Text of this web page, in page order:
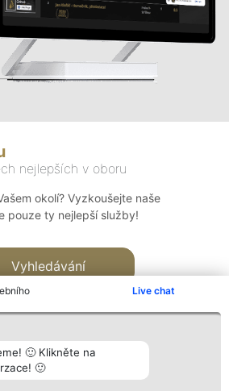
Live chat
🙂 Klikněte na
🙂
nejlepších v oboru
okolí? Vyzkoušejte naše
pouze ty nejlepší služby!
Vyhledávání